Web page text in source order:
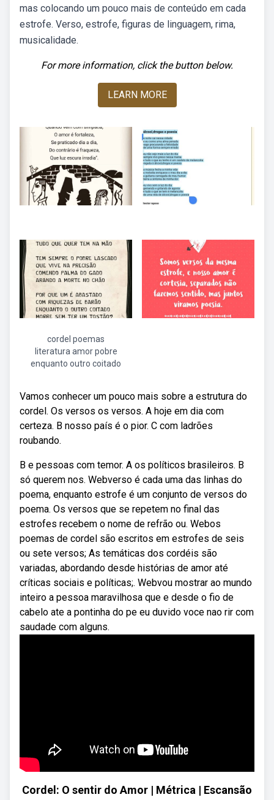
mas colocando um pouco mais de conteúdo em cada
estrofe. Verso, estrofe, figuras de linguagem, rima,
musicalidade.
For more information, click the button below.
LEARN MORE
cordel poemas
literatura amor pobre
enquanto outro coitado
Vamos conhecer um pouco mais sobre a estrutura do
cordel. Os versos os versos. A hoje em dia com
certeza. B nosso país é o pior. C com ladrões
roubando.
B e pessoas com temor. A os políticos brasileiros. B
só querem nos. Webverso é cada uma das linhas do
poema, enquanto estrofe é um conjunto de versos do
poema. Os versos que se repetem no final das
estrofes recebem o nome de refrão ou. Webos
poemas de cordel são escritos em estrofes de seis
ou sete versos; As temáticas dos cordéis são
variadas, abordando desde histórias de amor até
críticas sociais e políticas;. Webvou mostrar ao mundo
inteiro a pessoa maravilhosa que e desde o fio de
cabelo ate a pontinha do pe eu duvido voce nao rir com
saudade com alguns.
Cordel: O sentir do Amor | Métrica | Escansão